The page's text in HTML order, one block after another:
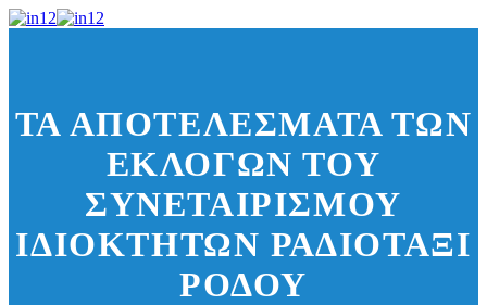
ΤΑ ΑΠΟΤΕΛΈΣΜΑΤΑ ΤΩΝ
ΕΚΛΟΓΏΝ ΤΟΥ
ΣΥΝΕΤΑΙΡΙΣΜΟΎ
ΙΔΙΟΚΤΗΤΏΝ ΡΑΔΙΟΤΑΞΊ
ΡΌΔΟΥ